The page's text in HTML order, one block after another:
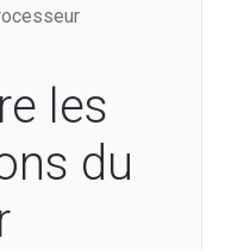
les
du